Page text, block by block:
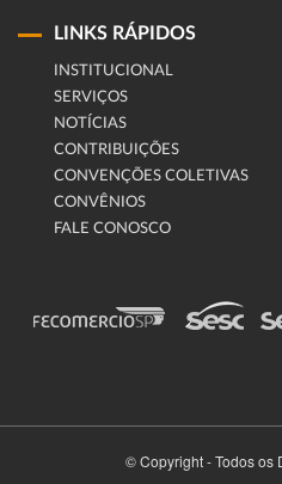
LINKS RÁPIDOS
INSTITUCIONAL
SERVIÇOS
NOTÍCIAS
CONTRIBUIÇÕES
CONVENÇÕES COLETIVAS
CONVÊNIOS
FALE CONOSCO
© Copyright - Todos os